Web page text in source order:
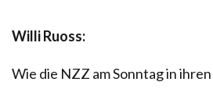
Willi Ruoss:
Wie die NZZ am Sonntag in